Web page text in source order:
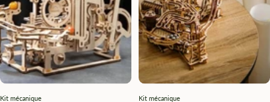
Kit mécanique Kit mécanique